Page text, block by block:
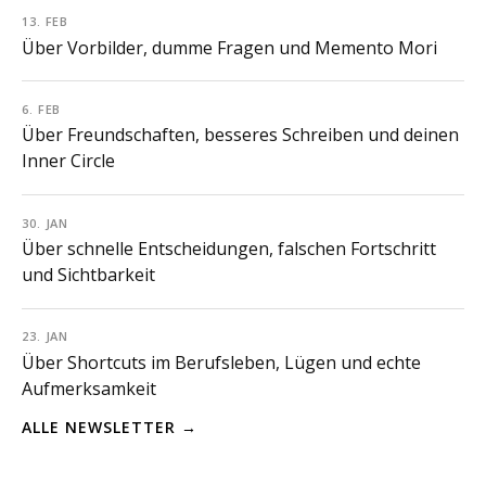
13. FEB
Über Vorbilder, dumme Fragen und Memento Mori
6. FEB
Über Freundschaften, besseres Schreiben und deinen
Inner Circle
30. JAN
Über schnelle Entscheidungen, falschen Fortschritt
und Sichtbarkeit
23. JAN
Über Shortcuts im Berufsleben, Lügen und echte
Aufmerksamkeit
ALLE NEWSLETTER →